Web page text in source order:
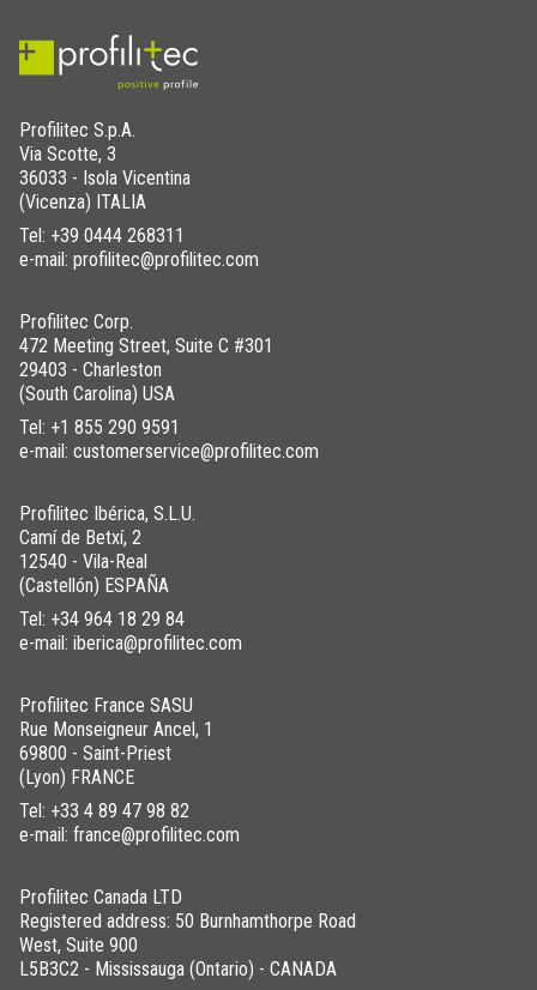
Profilitec S.p.A.
Via Scotte, 3
36033 - Isola Vicentina
(Vicenza) ITALIA
Tel: +39 0444 268311
e-mail: profilitec@profilitec.com
Profilitec Corp.
472 Meeting Street, Suite C #301
29403 - Charleston
(South Carolina) USA
Tel: +1 855 290 9591
e-mail: customerservice@profilitec.com
Profilitec Ibérica, S.L.U.
Camí de Betxí, 2
12540 - Vila-Real
(Castellón) ESPAÑA
Tel: +34 964 18 29 84
e-mail: iberica@profilitec.com
Profilitec France SASU
Rue Monseigneur Ancel, 1
69800 - Saint-Priest
(Lyon) FRANCE
Tel: +33 4 89 47 98 82
e-mail: france@profilitec.com
Profilitec Canada LTD
Registered address: 50 Burnhamthorpe Road
West, Suite 900
L5B3C2 - Mississauga (Ontario) - CANADA